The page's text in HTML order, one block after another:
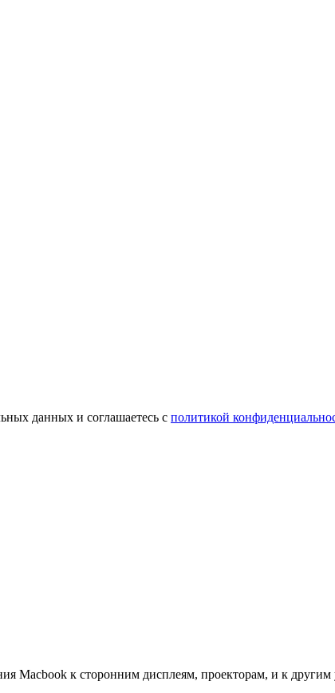
данных и соглашаетесь c политикой
Macbook к сторонним дисплеям, проекторам, и к